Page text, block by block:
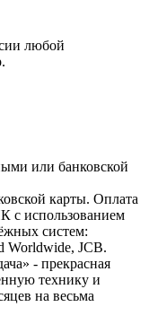
любой
или банковской
карты. Оплата
с использованием
систем:
Worldwide, JCB.
- прекрасная
технику и
на весьма